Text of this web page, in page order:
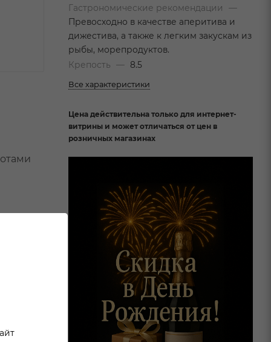
Гастрономические рекомендации
—
Превосходно в качестве аперитива и
дижестива, а также к легким закускам из
рыбы, морепродуктов.
Крепость
— 8.5
Все характеристики
Цена действительна только для интернет-
витрины и может отличаться от цен в
розничных магазинах